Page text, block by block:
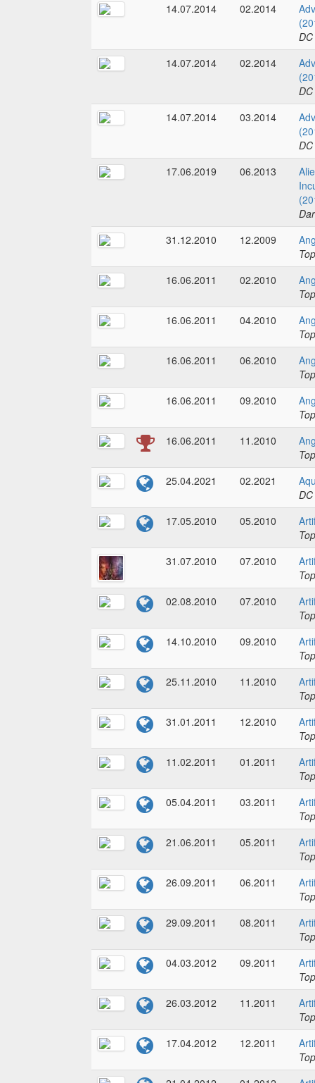
14.07.2014
02.2014
14.07.2014
02.2014
14.07.2014
03.2014
17.06.2019
06.2013
31.12.2010
12.2009
16.06.2011
02.2010
16.06.2011
04.2010
16.06.2011
06.2010
16.06.2011
09.2010
16.06.2011
11.2010
25.04.2021
02.2021
17.05.2010
05.2010
31.07.2010
07.2010
02.08.2010
07.2010
14.10.2010
09.2010
25.11.2010
11.2010
31.01.2011
12.2010
11.02.2011
01.2011
05.04.2011
03.2011
21.06.2011
05.2011
26.09.2011
06.2011
29.09.2011
08.2011
04.03.2012
09.2011
26.03.2012
11.2011
17.04.2012
12.2011